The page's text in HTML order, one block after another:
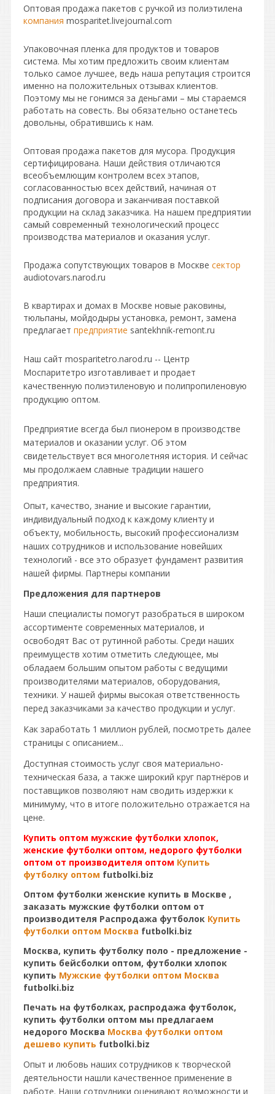
Оптовая продажа пакетов с ручкой из полиэтилена
компания mosparitet.livejournal.com
Упаковочная пленка для продуктов и товаров
система. Мы хотим предложить своим клиентам
только самое лучшее, ведь наша репутация строится
именно на положительных отзывах клиентов.
Поэтому мы не гонимся за деньгами – мы стараемся
работать на совесть. Вы обязательно останетесь
довольны, обратившись к нам.
Оптовая продажа пакетов для мусора. Продукция
сертифицирована. Наши действия отличаются
всеобъемлющим контролем всех этапов,
согласованностью всех действий, начиная от
подписания договора и заканчивая поставкой
продукции на склад заказчика. На нашем предприятии
самый современный технологический процесс
производства материалов и оказания услуг.
Продажа сопутствующих товаров в Москве сектор
audiotovars.narod.ru
В квартирах и домах в Москве новые раковины,
тюльпаны, мойдодыры установка, ремонт, замена
предлагает предприятие santekhnik-remont.ru
Наш сайт mosparitetro.narod.ru -- Центр
Моспаритетро изготавливает и продает
качественную полиэтиленовую и полипропиленовую
продукцию оптом.
Предприятие всегда был пионером в производстве
материалов и оказании услуг. Об этом
свидетельствует вся многолетняя история. И сейчас
мы продолжаем славные традиции нашего
предприятия.
Опыт, качество, знание и высокие гарантии,
индивидуальный подход к каждому клиенту и
объекту, мобильность, высокий профессионализм
наших сотрудников и использование новейших
технологий - все это образует фундамент развития
нашей фирмы. Партнеры компании
Предложения для партнеров
Наши специалисты помогут разобраться в широком
ассортименте современных материалов, и
освободят Вас от рутинной работы. Среди наших
преимуществ хотим отметить следующее, мы
обладаем большим опытом работы с ведущими
производителями материалов, оборудования,
техники. У нашей фирмы высокая ответственность
перед заказчиками за качество продукции и услуг.
Как заработать 1 миллион рублей, посмотреть далее
страницы с описанием...
Доступная стоимость услуг своя материально-
техническая база, а также широкий круг партнёров и
поставщиков позволяют нам сводить издержки к
минимуму, что в итоге положительно отражается на
цене.
Купить оптом мужские футболки хлопок,
женские футболки оптом, недорого футболки
оптом от производителя оптом Купить
футболку оптом futbolki.biz
Оптом футболки женские купить в Москве ,
заказать мужские футболки оптом от
производителя Распродажа футболок Купить
футболки оптом Москва futbolki.biz
Москва, купить футболку поло - предложение -
купить бейсболки оптом, футболки хлопок
купить Мужские футболки оптом Москва
futbolki.biz
Печать на футболках, распродажа футболок,
купить футболки оптом мы предлагаем
недорого Москва Москва футболки оптом
дешево купить futbolki.biz
Опыт и любовь наших сотрудников к творческой
деятельности нашли качественное применение в
работе. Наши сотрудники оценивают возможности и